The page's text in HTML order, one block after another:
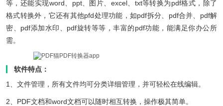
等，还能实现word、ppt、图片、excel、txt等转换为pdf格式，除了
格式转换外，它还有其他pfd处理功能，如pdf拆分、pdf合并、pdf解
密、pdf添加水印、pdf旋转等等，丰富的pdf功能，能满足你办公所
需。
软件特点：
1、文件管理，所有文件均可分类详细管理，并可轻松在线编辑。
2、PDF文档和word文档可以随时相互转换，操作极其简单。